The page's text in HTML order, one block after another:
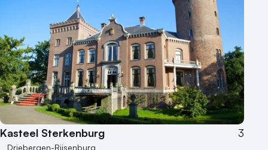
Kasteel Sterkenburg 3
Driebergen-Rijsenburg